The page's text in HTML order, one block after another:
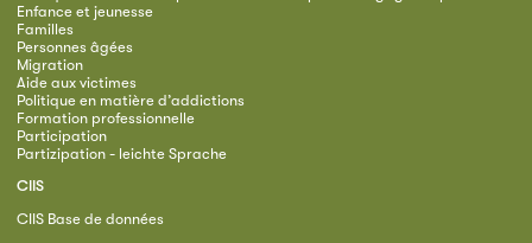
Enfance et jeunesse
Familles
Personnes âgées
Migration
Aide aux victimes
Politique en matière d’addictions
Formation professionnelle
Participation
Partizipation - leichte Sprache
CIIS
CIIS Base de données